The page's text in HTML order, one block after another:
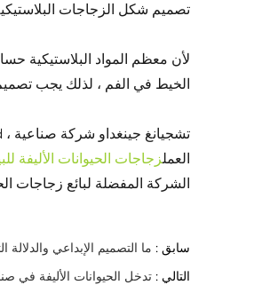
تصميم شكل الزجاجات
لأن معظم المواد البلاستيكية
الخيط في الفم ، لذلك يجب تصميم
العملزجاجات الحيوانات الأليفة
الشركة المفضلة لبائع زجاجات
سابق : ما التصميم الإبداعي
التالي : تدخل الحيوانات الأليفة